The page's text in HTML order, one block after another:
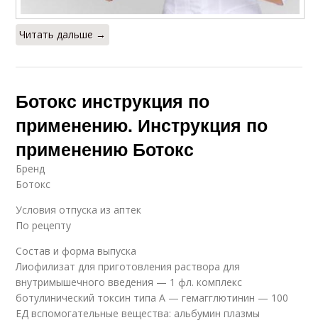
Читать дальше →
Ботокс инструкция по
применению. Инструкция по
применению Ботокс
Бренд
Ботокс
Условия отпуска из аптек
По рецепту
Состав и форма выпуска
Лиофилизат для приготовления раствора для
внутримышечного введения — 1 фл. комплекс
ботулинический токсин типа A — гемагглютинин — 100
ЕД вспомогательные вещества: альбумин плазмы